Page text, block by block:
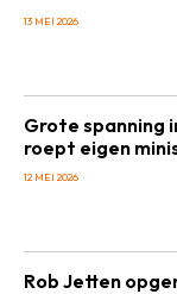
13 MEI 2026
Grote spanning
roept eigen
12 MEI 2026
Rob Jetten